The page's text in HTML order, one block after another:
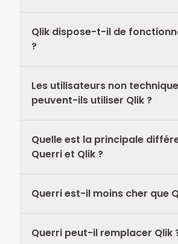
Qlik dispose-t-il de
?
Les utilisateurs non
peuvent-ils utiliser Qlik ?
Quelle est la principale
Querri et Qlik ?
Querri est-il moins cher que
Querri peut-il remplacer Qlik